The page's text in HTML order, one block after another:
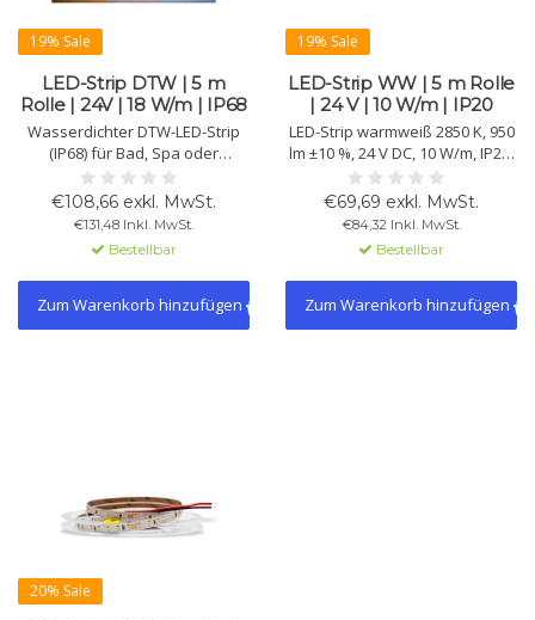
19% Sale
LED-Strip DTW | 5 m
Rolle | 24V | 18 W/m | IP68
Wasserdichter DTW-LED-Strip
(IP68) für Bad, Spa oder
Außenbereich. DTW: Licht wird
beim Dimmen wärmer (2000K–
6500K). 5 m, 18 W/m, 24V, 1200
lm, 102 Chips/m, CRI >90,
>50.000 Std., 3M-Klebung.
€108,66 exkl. MwSt.
€131,48 Inkl. MwSt.
Bestellbar
Zum Warenkorb hinzufügen
19% Sale
LED-Strip WW | 5 m Rolle
| 24 V | 10 W/m | IP20
LED-Strip warmweiß 2850 K, 950
lm ±10 %, 24 V DC, 10 W/m, IP20.
CRI >90, Lebensdauer >50.000 h
und 3M-Klebeband für einfache
Montage. 5-m-Rolle mit 102
Chips/m.
€69,69 exkl. MwSt.
€84,32 Inkl. MwSt.
Bestellbar
Zum Warenkorb hinzufügen
20% Sale